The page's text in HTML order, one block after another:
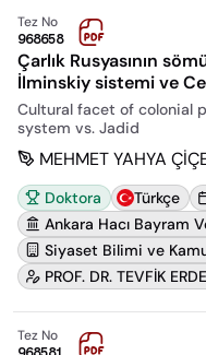
Tez No
968658
Çarlık Rusyasının
İlminskiy sistemi ve
Cultural facet of colonial
system vs. Jadid
MEHMET YAHYA
Doktora Türkçe
Ankara Hacı Bayram
Siyaset Bilimi ve
PROF. DR. TEVFİK
Tez No